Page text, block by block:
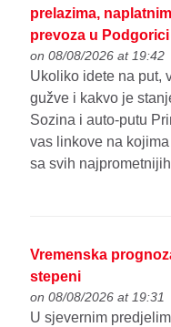
prelazima,
prevoza u Podgorici
on 08/08/2026 at 19:42
Ukoliko idete na put,
gužve i kakvo je
Sozina i auto-putu
vas linkove na
sa svih
Vremenska
stepeni
on 08/08/2026 at 19:31
U sjevernim